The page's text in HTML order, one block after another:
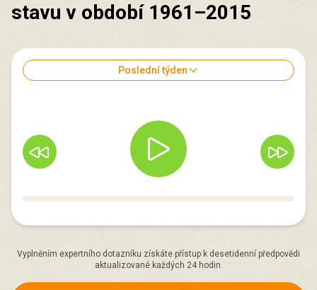
stavu v období 1961–2015
Poslední týden
Vyplněním expertního dotazníku získáte přístup k desetidenní předpovědi
aktualizované každých 24 hodin.